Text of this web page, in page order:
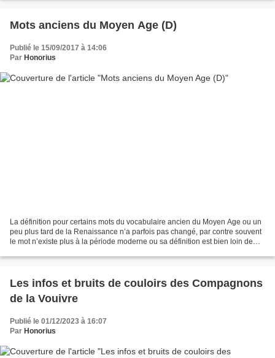
Mots anciens du Moyen Age (D)
Publié le 15/09/2017 à 14:06
Par Honorius
La définition pour certains mots du vocabulaire ancien du Moyen Age ou un
peu plus tard de la Renaissance n’a parfois pas changé, par contre souvent
le mot n’existe plus à la période moderne ou sa définition est bien loin de
Les infos et bruits de couloirs des Compagnons
de la Vouivre
Publié le 01/12/2023 à 16:07
Par Honorius